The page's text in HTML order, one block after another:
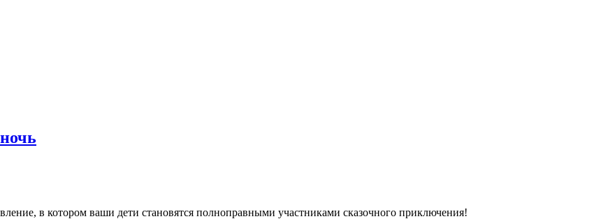
в котором ваши дети становятся полноправными участниками сказочного приключения!